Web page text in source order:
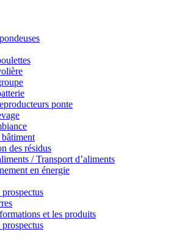
ponte
des résidus
/ Transport d’aliments
en énergie
et les produits